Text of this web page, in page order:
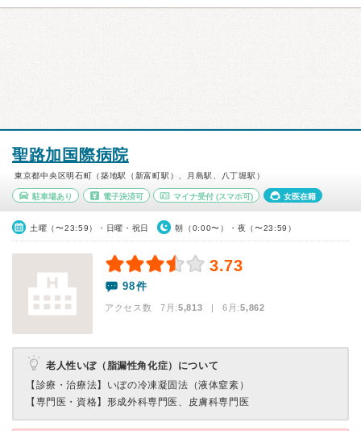
聖路加国際病院
東京都中央区明石町（築地駅（新富町駅）、月島駅、八丁堀駅）
駐車場あり 電子決済可 マイナ受付 (スマホ可) 女医在籍
土曜（〜23:59）・日曜・祝日 朝（0:00〜）・夜（〜23:59）
3.73
98件
アクセス数 7月:5,813 | 6月:5,862
老人性いぼ（脂漏性角化症）について
【診療・治療法】 いぼの冷凍凝固法（液体窒素）
【専門医・資格】 形成外科専門医、皮膚科専門医